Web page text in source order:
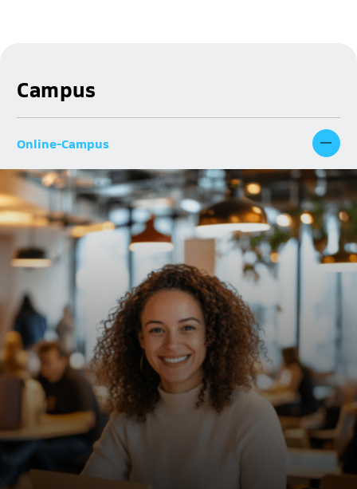
Campus
Online-Campus